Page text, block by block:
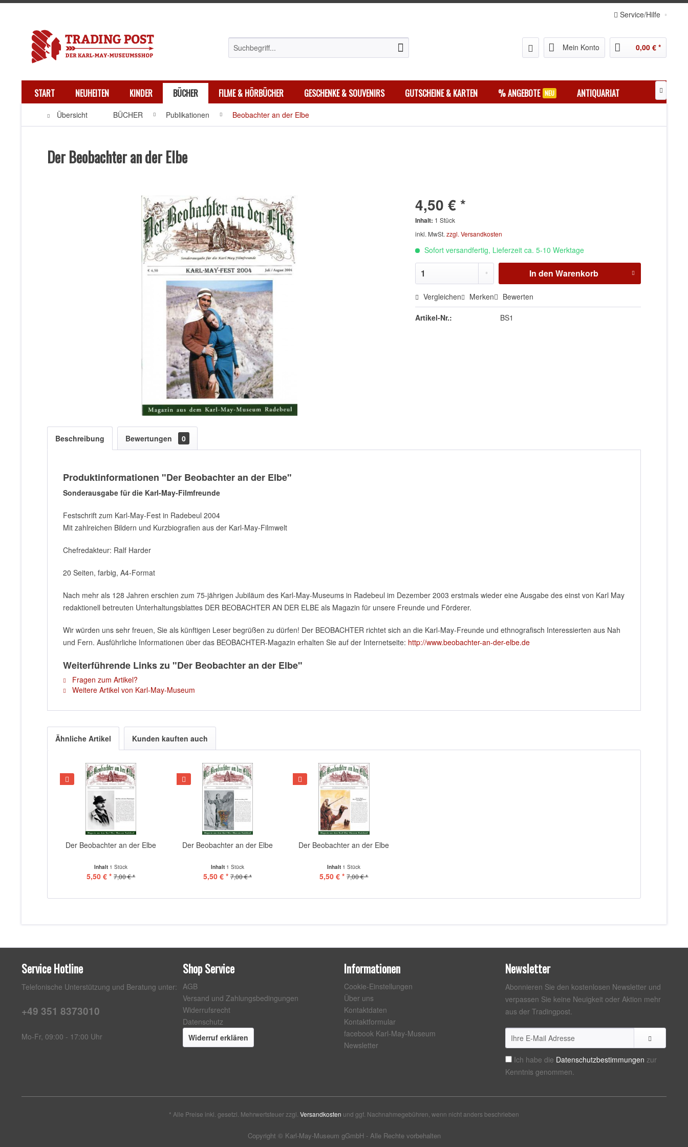
Service/Hilfe
Mein Konto 0,00 € *
START NEUHEITEN KINDER BÜCHER FILME & HÖRBÜCHER GESCHENKE & SOUVENIRS GUTSCHEINE & KARTEN % ANGEBOTE ANTIQUARIAT 
Übersicht BÜCHER Publikationen Beobachter an der Elbe
Der Beobachter an der Elbe
4,50 € *
Inhalt: 1 Stück
inkl. MwSt.zzgl. Versandkosten
Sofort versandfertig, Lieferzeit ca. 5-10 Werktage
In den Warenkorb
Vergleichen Merken Bewerten
Artikel-Nr.: BS1
Beschreibung Bewertungen 0
Produktinformationen "Der Beobachter an der Elbe"
Sonderausgabe für die Karl-May-Filmfreunde
Festschrift zum Karl-May-Fest in Radebeul 2004
Mit zahlreichen Bildern und Kurzbiografien aus der Karl-May-Filmwelt
Chefredakteur: Ralf Harder
20 Seiten, farbig, A4-Format
Nach mehr als 128 Jahren erschien zum 75-jährigen Jubiläum des Karl-May-Museums in Radebeul im Dezember 2003 erstmals wieder eine Ausgabe des einst von Karl May
redaktionell betreuten Unterhaltungsblattes DER BEOBACHTER AN DER ELBE als Magazin für unsere Freunde und Förderer.
Wir würden uns sehr freuen, Sie als künftigen Leser begrüßen zu dürfen! Der BEOBACHTER richtet sich an die Karl-May-Freunde und ethnografisch Interessierten aus Nah
und Fern. Ausführliche Informationen über das BEOBACHTER-Magazin erhalten Sie auf der Internetseite: http://www.beobachter-an-der-elbe.de
Weiterführende Links zu "Der Beobachter an der Elbe"
Fragen zum Artikel?
Weitere Artikel von Karl-May-Museum
Ähnliche Artikel Kunden kauften auch
Der Beobachter an der Elbe
Inhalt 1 Stück
5,50 € * 7,00 € *
Der Beobachter an der Elbe
Inhalt 1 Stück
5,50 € * 7,00 € *
Der Beobachter an der Elbe
Inhalt 1 Stück
5,50 € * 7,00 € *
Service Hotline
Telefonische Unterstützung und Beratung unter:
+49 351 8373010
Mo-Fr, 09:00 - 17:00 Uhr
Shop Service
AGB
Versand und Zahlungsbedingungen
Widerrufsrecht
Datenschutz
Widerruf erklären
Informationen
Cookie-Einstellungen
Über uns
Kontaktdaten
Kontaktformular
facebook Karl-May-Museum
Newsletter
Newsletter
Abonnieren Sie den kostenlosen Newsletter und
verpassen Sie keine Neuigkeit oder Aktion mehr
aus der Tradingpost.
Ich habe die Datenschutzbestimmungen zur
Kenntnis genommen.
* Alle Preise inkl. gesetzl. Mehrwertsteuer zzgl. Versandkosten und ggf. Nachnahmegebühren, wenn nicht anders beschrieben
Copyright © Karl-May-Museum gGmbH - Alle Rechte vorbehalten